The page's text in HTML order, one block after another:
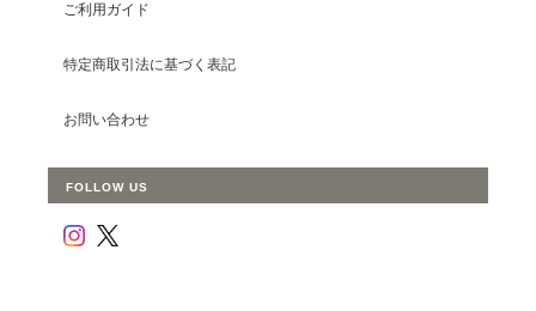
ご利用ガイド
特定商取引法に基づく表記
お問い合わせ
FOLLOW US